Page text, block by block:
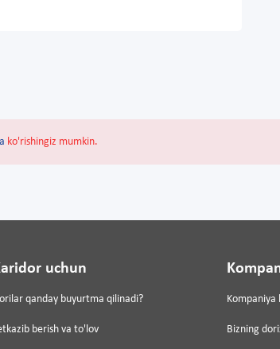
ko'rishingiz mumkin.
uchun
qanday buyurtma qilinadi?
berish va to'lov
Kompaniya
Bizning